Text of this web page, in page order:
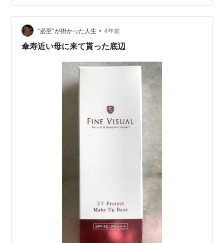
内 ライオンは買いのタイミングが悪く、１５万で買いま
した。 現在、１３万５千円くらいなので、１万５千円の
含み損です。 来年くらいから、１年保有しないと優待が
もらえなくなるそうです。 優待が到着したら、またご報
”必至”が掛かった人生 • 4年前
傘寿近い母に来て貰った底辺